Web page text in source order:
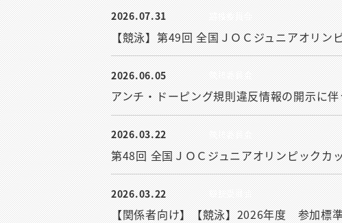
2026.07.31 競技委員会
【競泳】第49回 全国ＪＯＣジュニアオリン
2026.06.05 競技委員会
アンチ・ドーピング規則違反情報の開示に
2026.03.22 競技委員会
第48回 全国ＪＯＣジュニアオリンピック
2026.03.22 競技委員会
【関係者向け】【競泳】2026年度 参加標